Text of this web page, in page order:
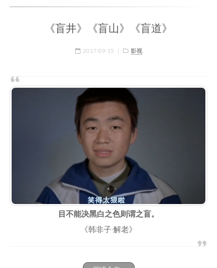
《盲井》《盲山》《盲道》
2017-09-15 | 影视
目不能决黑白之色则谓之盲。
《韩非子·解老》